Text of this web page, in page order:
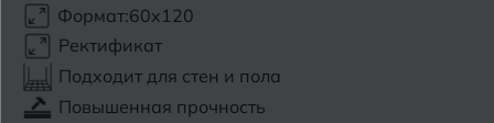
Формат:60x120
Ректификат
Подходит для стен и пола
Повышенная прочность
Бугуруслан
В Великий Новгород